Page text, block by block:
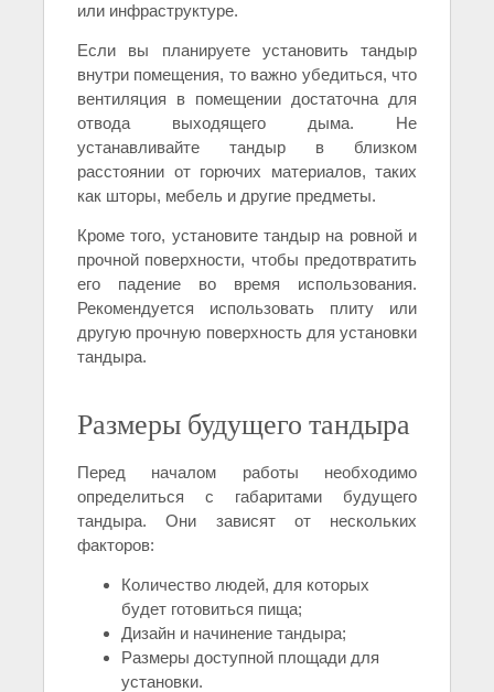
или инфраструктуре.
Если вы планируете установить тандыр
внутри помещения, то важно убедиться, что
вентиляция в помещении достаточна для
отвода выходящего дыма. Не
устанавливайте тандыр в близком
расстоянии от горючих материалов, таких
как шторы, мебель и другие предметы.
Кроме того, установите тандыр на ровной и
прочной поверхности, чтобы предотвратить
его падение во время использования.
Рекомендуется использовать плиту или
другую прочную поверхность для установки
тандыра.
Размеры будущего тандыра
Перед началом работы необходимо
определиться с габаритами будущего
тандыра. Они зависят от нескольких
факторов:
Количество людей, для которых
будет готовиться пища;
Дизайн и начинение тандыра;
Размеры доступной площади для
установки.